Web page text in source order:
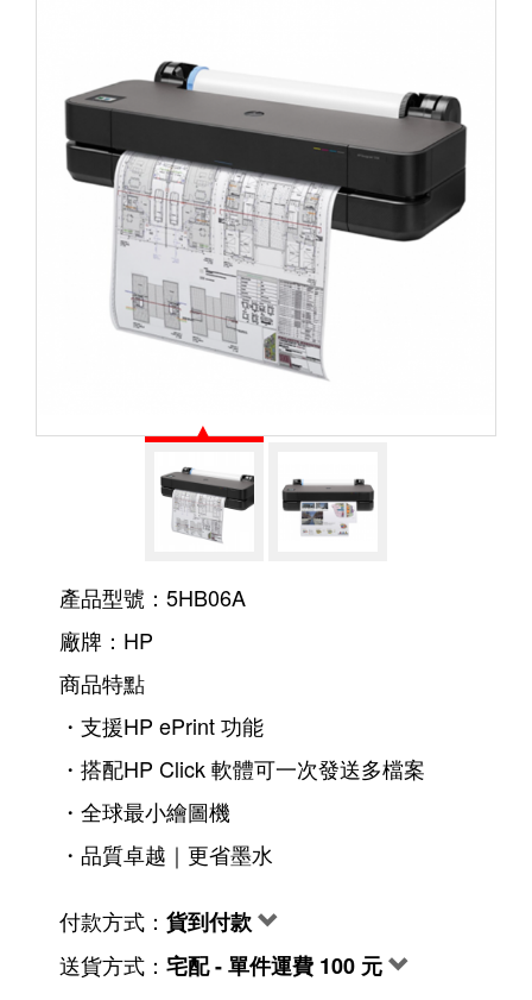
產品型號：5HB06A
廠牌：HP
商品特點
・支援HP ePrint 功能
・搭配HP Click 軟體可一次發送多檔案
・全球最小繪圖機
・品質卓越｜更省墨水
付款方式： 貨到付款
送貨方式： 宅配 - 單件運費 100 元